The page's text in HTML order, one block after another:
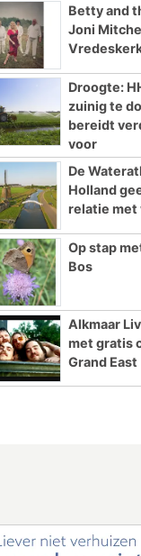
Betty and
Joni
Droogte:
zuinig te
bereidt
voor
De
Holland
relatie met
Op stap
Bos
Alkmaar
met gratis
Grand East